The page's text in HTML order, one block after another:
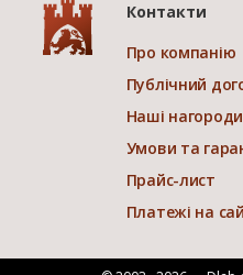
Контакти
Про компанію
Публічний
Наші нагороди
Умови та
Прайс-лист
Платежі на